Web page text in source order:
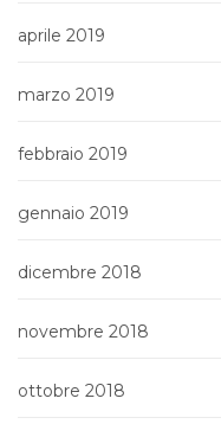
aprile 2019
marzo 2019
febbraio 2019
gennaio 2019
dicembre 2018
novembre 2018
ottobre 2018